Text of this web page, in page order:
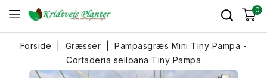
0
Forside Græsser
Pampasgræs Mini Tiny Pampa -
Cortaderia selloana Tiny Pampa